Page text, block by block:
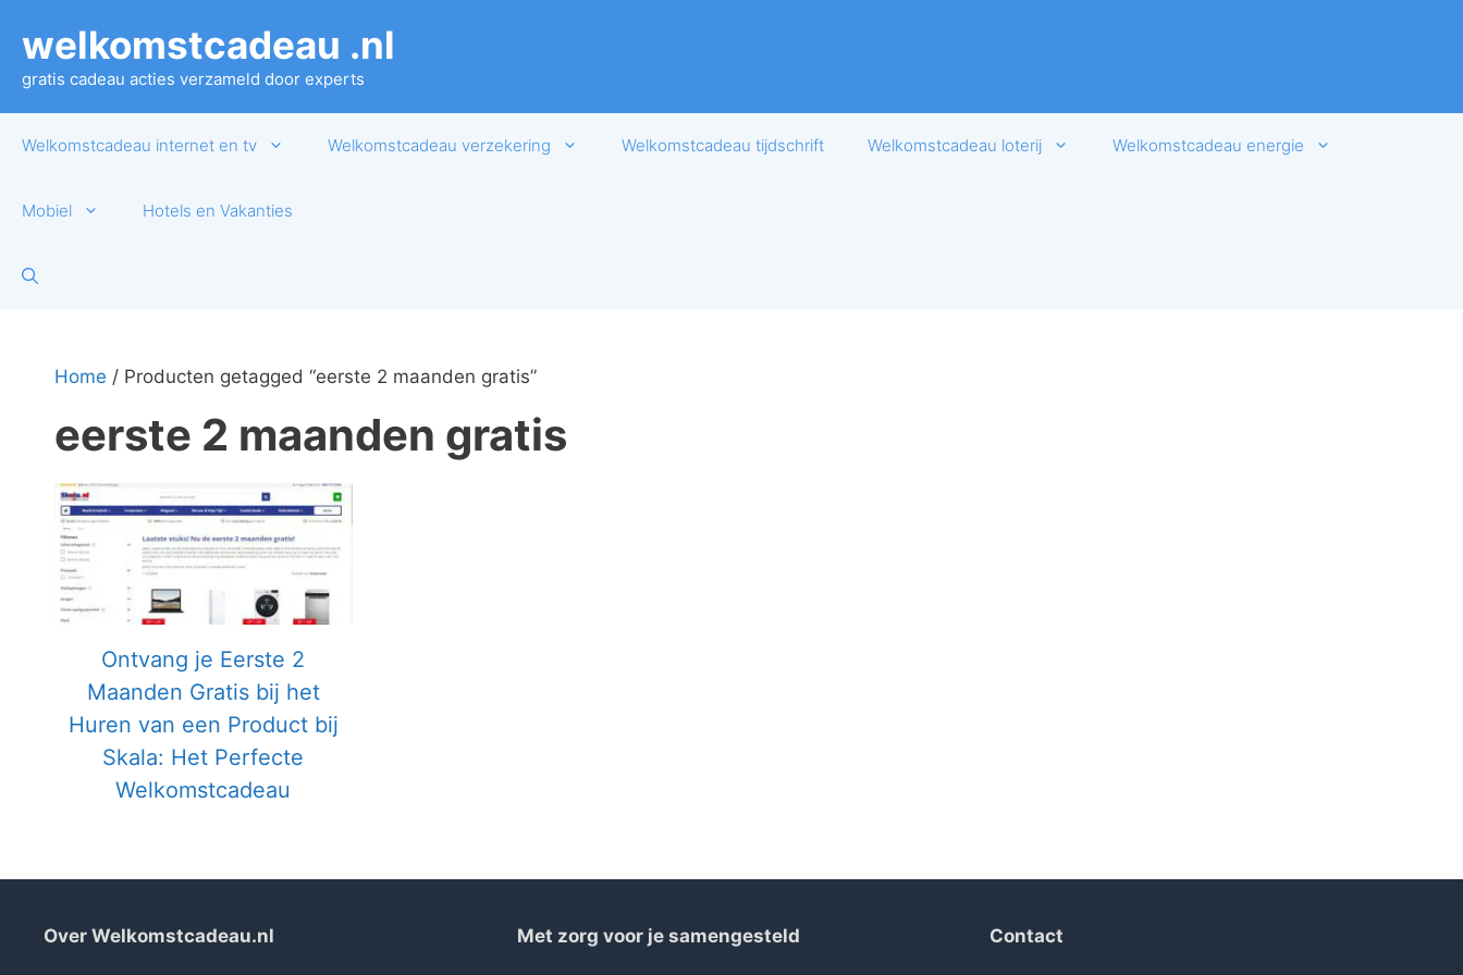
naar
inhoud
welkomstcadeau .nl
gratis cadeau acties verzameld door experts
Welkomstcadeau internet en tv Welkomstcadeau verzekering Welkomstcadeau tijdschrift Welkomstcadeau loterij Welkomstcadeau energie
Mobiel Hotels en Vakanties
Home / Producten getagged “eerste 2 maanden gratis”
eerste 2 maanden gratis
Ontvang je Eerste 2
Maanden Gratis bij het
Huren van een Product bij
Skala: Het Perfecte
Welkomstcadeau
Over Welkomstcadeau.nl Met zorg voor je samengesteld Contact